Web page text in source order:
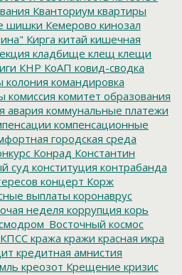
Кванториум квартиры
шишки Кемерово кинозал
Кирга китай кишечная
кладбище клещ клещи
КНР КоАП ковид-сводка
колония командировка
комиссия комитет образования
авария коммунальные платежи
компенсационные
городская среда
Конрад Константин
суд конституция контрабанда
концерт Корж
выплаты коронаврус
неделя коррупция корь
космос
КПСС кража кражи красная икра
кредитная амнистия
креозот Крещение кризис